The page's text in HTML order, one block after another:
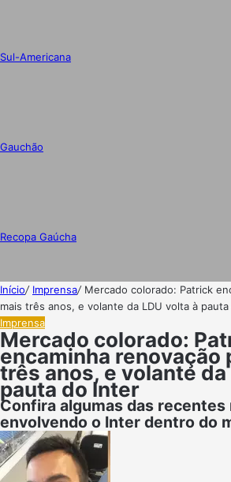
Sul-Americana
Gauchão
Recopa Gaúcha
Início/ Imprensa/ Mercado colorado: Patrick
mais três anos, e volante da LDU volta à
Imprensa
Mercado colorado:
encaminha renovação
três anos, e volante da
pauta do Inter
Confira algumas das
envolvendo o Inter dentro do